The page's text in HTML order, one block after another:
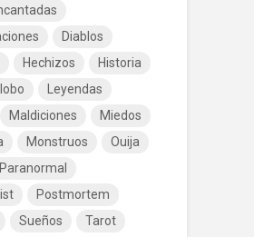
Diablos
Hechizos
Historia
Leyendas
Maldiciones
Miedos
Monstruos
Ouija
Paranormal
Postmortem
Sueños
Tarot